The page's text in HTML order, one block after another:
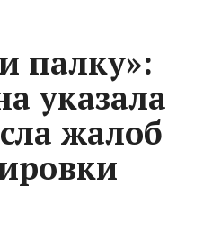
палку»:
указала
жалоб